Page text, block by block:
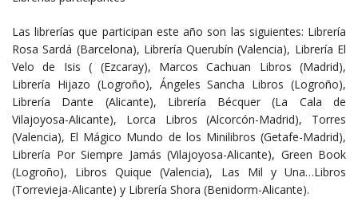
Las librerías que participan este año son las siguientes: Librería
Rosa Sardá (Barcelona), Librería Querubín (Valencia), Librería El
Velo de Isis ( (Ezcaray), Marcos Cachuan Libros (Madrid),
Librería Hijazo (Logroño), Ángeles Sancha Libros (Logroño),
Librería Dante (Alicante), Librería Bécquer (La Cala de
Vilajoyosa-Alicante), Lorca Libros (Alcorcón-Madrid), Torres
(Valencia), El Mágico Mundo de los Minilibros (Getafe-Madrid),
Librería Por Siempre Jamás (Vilajoyosa-Alicante), Green Book
(Logroño), Libros Quique (Valencia), Las Mil y Una…Libros
(Torrevieja-Alicante) y Librería Shora (Benidorm-Alicante).